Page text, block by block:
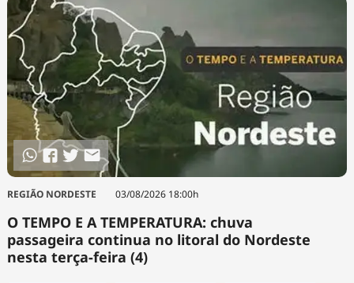
REGIÃO NORDESTE 03/08/2026 18:00h
O TEMPO E A TEMPERATURA: chuva
passageira continua no litoral do Nordeste
nesta terça-feira (4)